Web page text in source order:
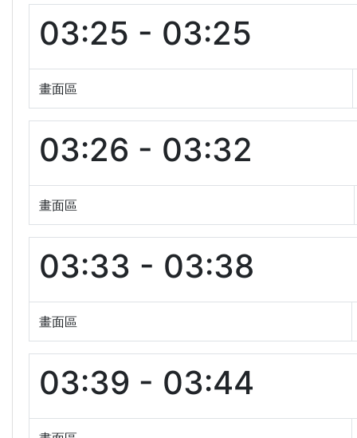
03:25 - 03:25
畫面區
03:26 - 03:32
畫面區
03:33 - 03:38
畫面區
03:39 - 03:44